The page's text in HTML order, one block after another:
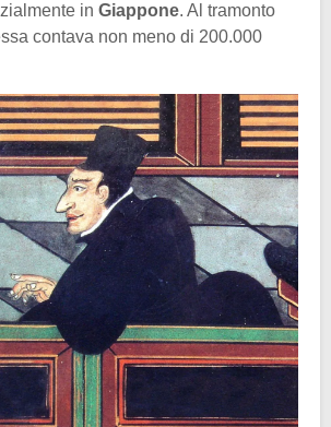
in Giappone. Al tramonto
contava non meno di 200.000